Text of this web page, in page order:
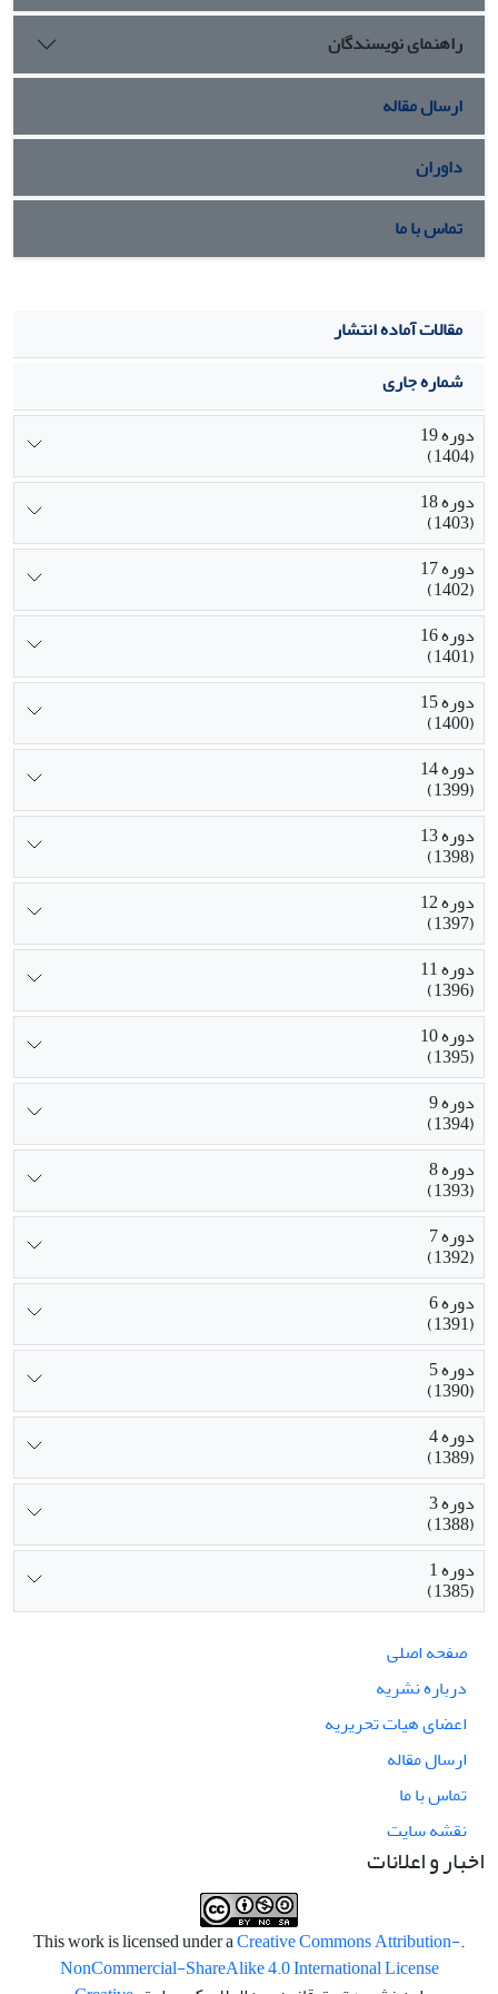
انتخابی و سبک زندگی روزمره نقش قابل‌توجهی در پایداری و
تداوم زندگی مشترک دارند.
راهنمای نویسندگان
ارسال مقاله
داوران
تماس با ما
مقالات آماده انتشار
شماره جاری
دوره 19
(1404)
دوره 18
(1403)
دوره 17
(1402)
دوره 16
(1401)
دوره 15
(1400)
دوره 14
(1399)
دوره 13
(1398)
دوره 12
(1397)
دوره 11
(1396)
دوره 10
(1395)
دوره 9
(1394)
دوره 8
(1393)
دوره 7
(1392)
دوره 6
(1391)
دوره 5
(1390)
دوره 4
(1389)
دوره 3
(1388)
دوره 1
(1385)
صفحه اصلی
درباره نشریه
اعضای هیات تحریریه
ارسال مقاله
تماس با ما
نقشه سایت
اخبار و اعلانات
.This work is licensed under a
Creative Commons Attribution-
NonCommercial-ShareAlike 4.0 International License